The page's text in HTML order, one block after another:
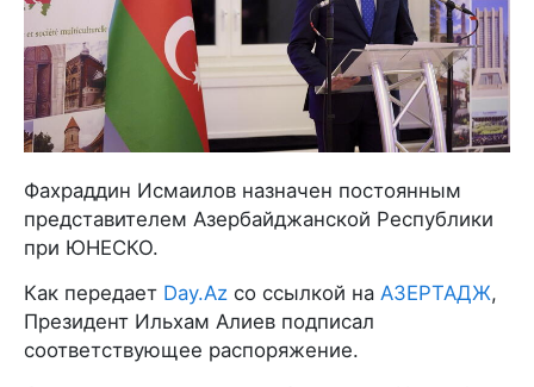
Фахраддин Исмаилов назначен постоянным
представителем Азербайджанской Республики
при ЮНЕСКО.
Как передает Day.Az со ссылкой на АЗЕРТАДЖ,
Президент Ильхам Алиев подписал
соответствующее распоряжение.